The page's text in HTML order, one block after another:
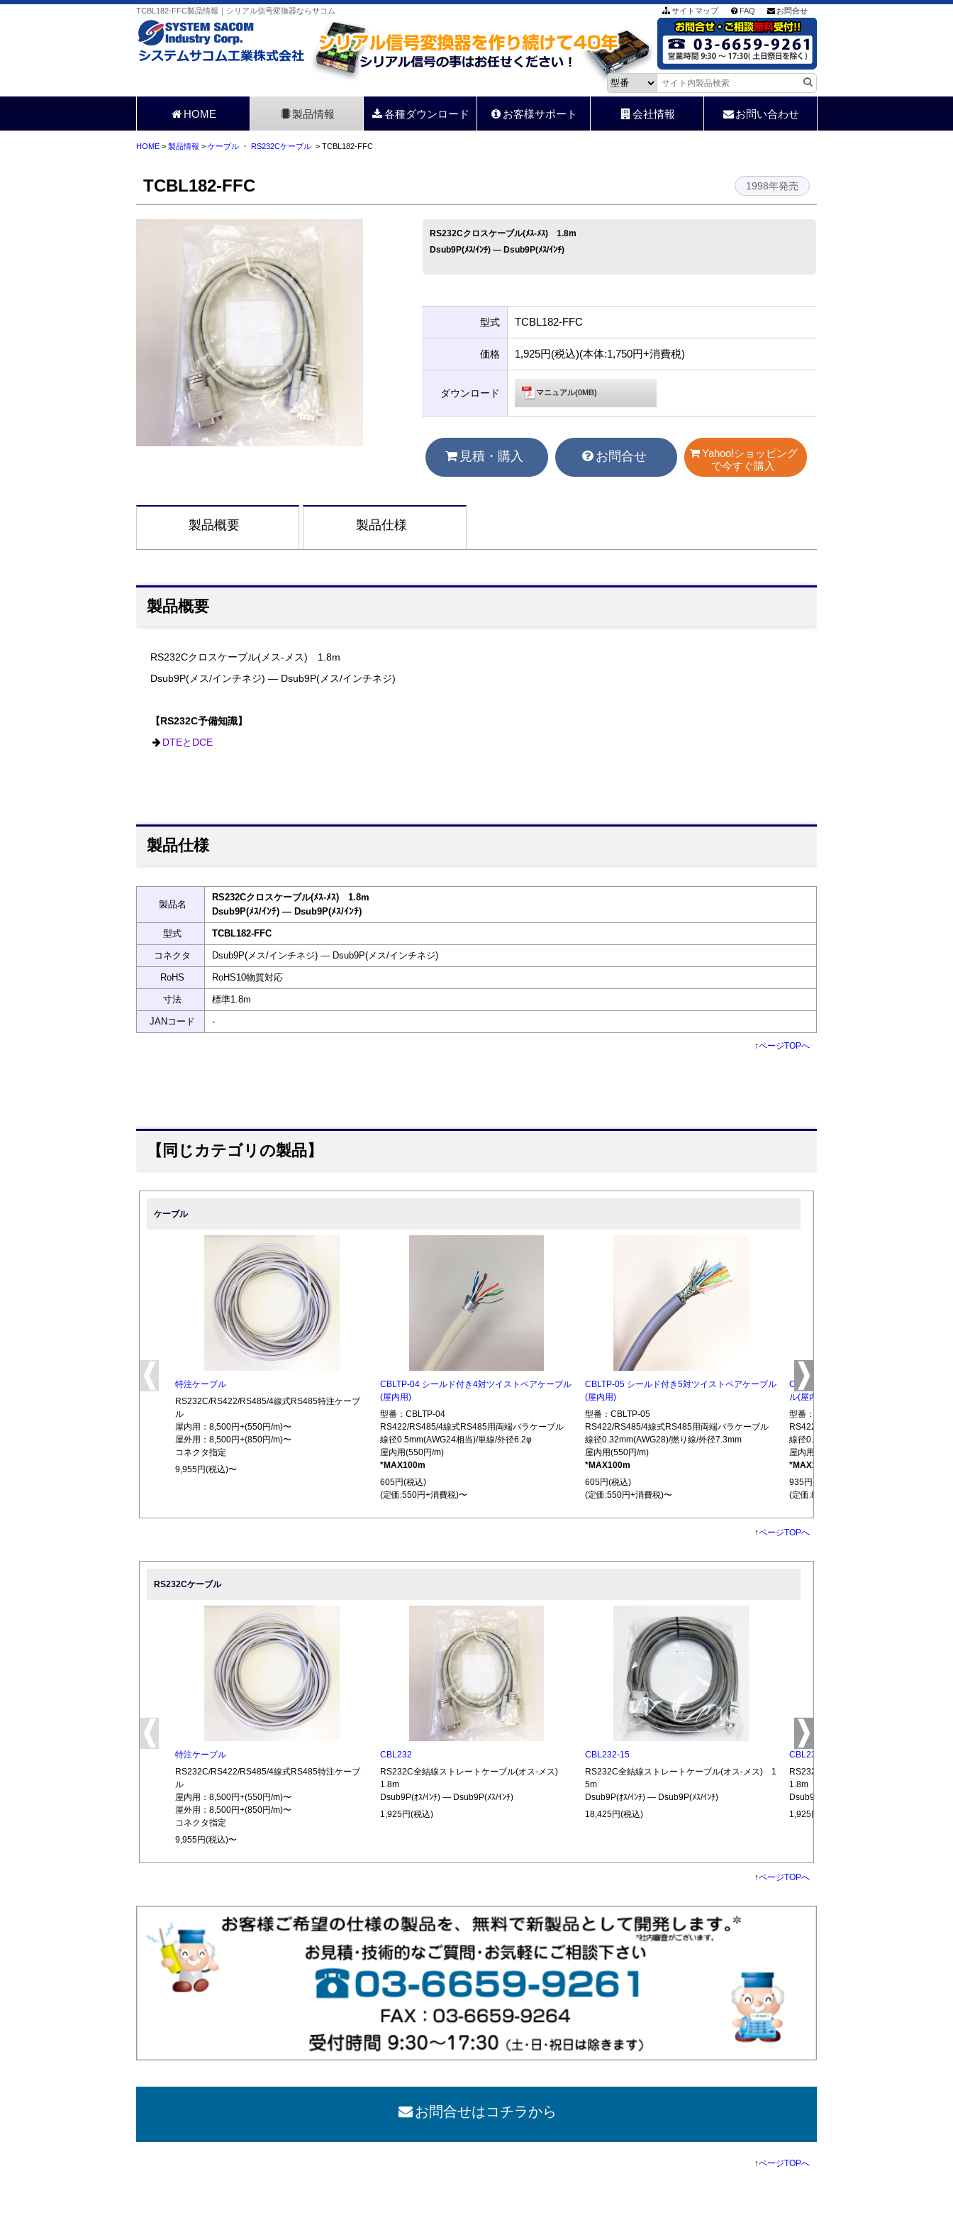
TCBL182-FFC製品情報｜シリアル信号変換器ならサコム サイトマップ FAQ お問合せ
HOME 製品情報 各種ダウンロード お客様サポート 会社情報 お問い合わせ
HOME > 製品情報 > ケーブル ・ RS232Cケーブル > TCBL182-FFC
TCBL182-FFC 1998年発売
RS232Cクロスケーブル(ﾒｽ-ﾒｽ) 1.8m
Dsub9P(ﾒｽ/ｲﾝﾁ) ― Dsub9P(ﾒｽ/ｲﾝﾁ)
型式 TCBL182-FFC
価格 1,925円(税込)(本体:1,750円+消費税)
ダウンロード マニュアル(0MB)
見積・購入 お問合せ
Yahoo!ショッピング
で今すぐ購入
製品概要 製品仕様
製品概要
RS232Cクロスケーブル(メス-メス) 1.8m
Dsub9P(メス/インチネジ) ― Dsub9P(メス/インチネジ)
【RS232C予備知識】
DTEとDCE
製品仕様
製品名
RS232Cクロスケーブル(ﾒｽ-ﾒｽ) 1.8m
Dsub9P(ﾒｽ/ｲﾝﾁ) ― Dsub9P(ﾒｽ/ｲﾝﾁ)
型式 TCBL182-FFC
コネクタ Dsub9P(メス/インチネジ) ― Dsub9P(メス/インチネジ)
RoHS RoHS10物質対応
寸法 標準1.8m
JANコード -
↑ページTOPへ
【同じカテゴリの製品】
ケーブル
特注ケーブル
RS232C/RS422/RS485/4線式RS485特注ケーブ
ル
屋内用：8,500円+(550円/m)〜
屋外用：8,500円+(850円/m)〜
コネクタ指定
9,955円(税込)〜
CBLTP-04 シールド付き4対ツイストペアケーブル
(屋内用)
型番：CBLTP-04
RS422/RS485/4線式RS485用両端バラケーブル
線径0.5mm(AWG24相当)/単線/外径6.2φ
屋内用(550円/m)
*MAX100m
605円(税込)
(定価:550円+消費税)〜
CBLTP-05 シールド付き5対ツイストペアケーブル
(屋内用)
型番：CBLTP-05
RS422/RS485/4線式RS485用両端バラケーブル
線径0.32mm(AWG28)/撚り線/外径7.3mm
屋内用(550円/m)
*MAX100m
605円(税込)
(定価:550円+消費税)〜
CBLTP-10 シールド付き10対ツイストペ
ル(屋内用)
型番：CBLTP-10
RS422/RS485/4線式RS485用両端バラケ
線径0.32mm(AWG28)/撚り線/外径12.7mm
屋内用(850円/m)
*MAX100m
935円(税込)
(定価:850円+消費税)〜
↑ページTOPへ
RS232Cケーブル
特注ケーブル
RS232C/RS422/RS485/4線式RS485特注ケーブ
ル
屋内用：8,500円+(550円/m)〜
屋外用：8,500円+(850円/m)〜
コネクタ指定
9,955円(税込)〜
CBL232
RS232C全結線ストレートケーブル(オス-メス)
1.8m
Dsub9P(ｵｽ/ｲﾝﾁ) ― Dsub9P(ﾒｽ/ｲﾝﾁ)
1,925円(税込)
CBL232-15
RS232C全結線ストレートケーブル(オス-メス) 1
5m
Dsub9P(ｵｽ/ｲﾝﾁ) ― Dsub9P(ﾒｽ/ｲﾝﾁ)
18,425円(税込)
CBL232-MM
RS232C全結線ストレートケーブル(オ
1.8m
Dsub9P(ｵｽ/ｲﾝﾁ) ― Dsub9P(ｵｽ/ｲﾝﾁ)
1,925円(税込)
↑ページTOPへ
お問合せはコチラから
↑ページTOPへ